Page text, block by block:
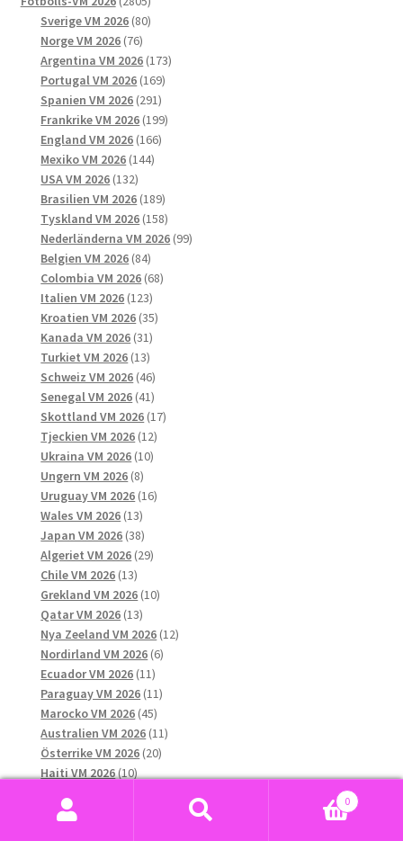
produkter
Sverige VM 2026 8080
Norge VM 2026 7676
produkter
Argentina VM 2026 173173
Portugal VM 2026 169169
Spanien VM 2026 291291
produkter
Frankrike VM 2026 199199
England VM 2026 166166
Mexiko VM 2026 144144
USA VM 2026 132132
produkter
Brasilien VM 2026 189189
produkter
Tyskland VM 2026 158158
produkter
Nederländerna VM 2026 9999
Belgien VM 2026 8484
produkter
Colombia VM 2026 6868
Italien VM 2026 123123
produkter
Kroatien VM 2026 3535
Kanada VM 2026 3131
produkter
Turkiet VM 2026 1313
produkter
Schweiz VM 2026 4646
produkter
Senegal VM 2026 4141
produkter
Skottland VM 2026 1717
Tjeckien VM 2026 1212
Ukraina VM 2026 1010
Ungern VM 2026 88
produkter
Uruguay VM 2026 1616
Wales VM 2026 1313
produkter
Japan VM 2026 3838
produkter
Algeriet VM 2026 2929
Chile VM 2026 1313
produkter
Grekland VM 2026 1010
Qatar VM 2026 1313
produkter
Nya Zeeland VM 2026 1212
Nordirland VM 2026 66
Ecuador VM 2026 1111
produkter
Paraguay VM 2026 1111
Marocko VM 2026 4545
produkter
Australien VM 2026 1111
Österrike VM 2026 2020
Haiti VM 2026 1010
produkter
Saudiarabien VM 2026
0